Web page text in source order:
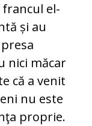
francul el­
și au
nici măcar
că a venit
nu este
proprie.